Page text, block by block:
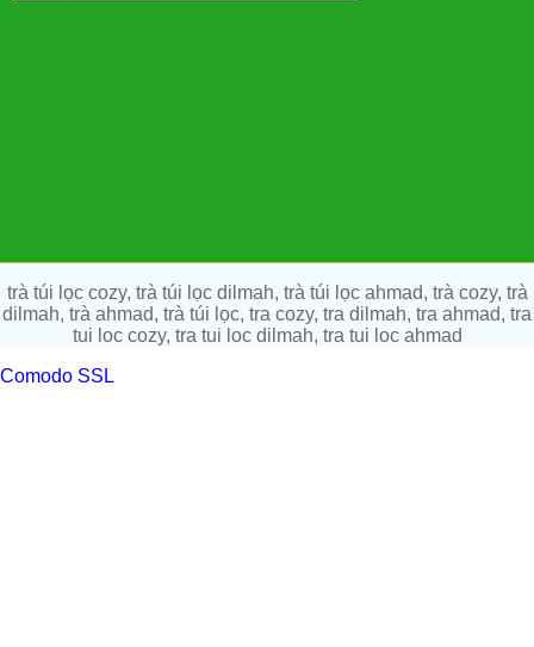
trà túi lọc cozy, trà túi lọc dilmah, trà túi lọc ahmad, trà cozy, trà
dilmah, trà ahmad, trà túi lọc, tra cozy, tra dilmah, tra ahmad, tra
tui loc cozy, tra tui loc dilmah, tra tui loc ahmad
Comodo SSL